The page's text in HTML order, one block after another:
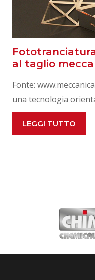
al taglio
Fonte:
una tecnologia
LEGGI TUTTO
UNA